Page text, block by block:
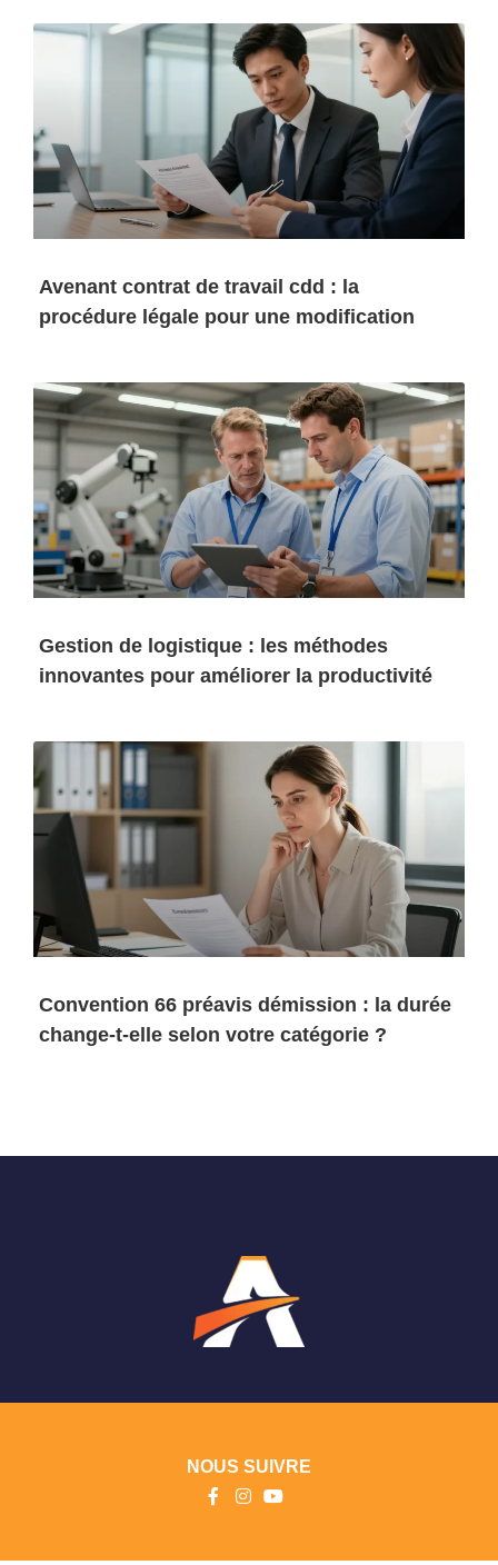
Avenant contrat de travail cdd : la
procédure légale pour une modification
Gestion de logistique : les méthodes
innovantes pour améliorer la productivité
Convention 66 préavis démission : la durée
change-t-elle selon votre catégorie ?
NOUS SUIVRE